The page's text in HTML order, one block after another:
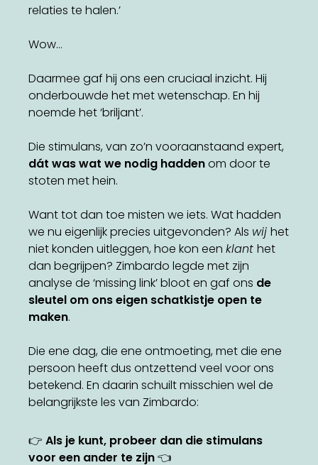
relaties te halen.’
Wow…
Daarmee gaf hij ons een cruciaal inzicht. Hij
onderbouwde het met wetenschap. En hij
noemde het ‘briljant’.
Die stimulans, van zo’n vooraanstaand expert,
dát was wat we nodig haddenom door te
stoten met hein.
Want tot dan toe misten we iets. Wat hadden
we nu eigenlijk precies uitgevonden? Als wij het
niet konden uitleggen, hoe kon een klant het
dan begrijpen? Zimbardo legde met zijn
analyse de ‘missing link’ bloot en gaf ons de
sleutel om ons eigen schatkistje open te
maken.
Die ene dag, die ene ontmoeting, met die ene
persoon heeft dus ontzettend veel voor ons
betekend. En daarin schuilt misschien wel de
belangrijkste les van Zimbardo:
👉 Als je kunt, probeer dan die stimulans
voor een ander te zijn👈